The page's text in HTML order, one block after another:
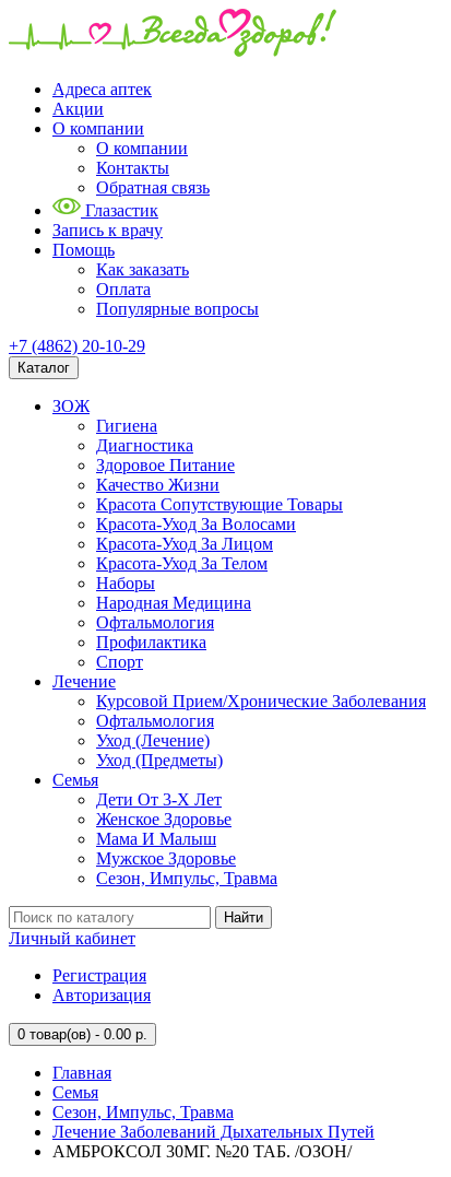
Адреса аптек
Акции
О компании
О компании
Контакты
Обратная связь
Глазастик
Запись к врачу
Помощь
Как заказать
Оплата
Популярные вопросы
+7 (4862) 20-10-29
Каталог
ЗОЖ
Гигиена
Диагностика
Здоровое Питание
Качество Жизни
Красота Сопутствующие Товары
Красота-Уход За Волосами
Красота-Уход За Лицом
Красота-Уход За Телом
Наборы
Народная Медицина
Офтальмология
Профилактика
Спорт
Лечение
Курсовой Прием/Хронические Заболевания
Офтальмология
Уход (Лечение)
Уход (Предметы)
Семья
Дети От 3-Х Лет
Женское Здоровье
Мама И Малыш
Мужское Здоровье
Сезон, Импульс, Травма
Найти
Личный кабинет
Регистрация
Авторизация
0 товар(ов) - 0.00 р.
Главная
Семья
Сезон, Импульс, Травма
Лечение Заболеваний Дыхательных Путей
АМБРОКСОЛ 30МГ. №20 ТАБ. /ОЗОН/